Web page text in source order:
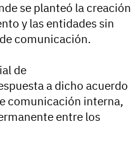
se planteó la creación
y las entidades sin
comunicación.
de
a dicho acuerdo
comunicación interna,
entre los